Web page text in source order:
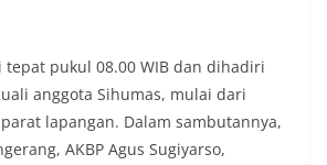
pukul 08.00 WIB dan dihadiri
anggota Sihumas, mulai dari
lapangan. Dalam sambutannya,
AKBP Agus Sugiyarso,